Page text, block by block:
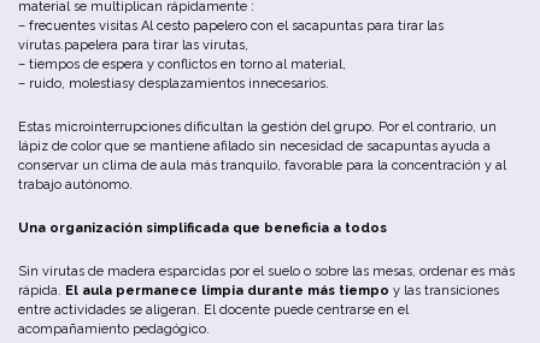
material se multiplican rápidamente :
– frecuentes visitas Al cesto papelero con el sacapuntas para tirar las
virutas.papelera para tirar las virutas,
– tiempos de espera y conflictos en torno al material,
– ruido, molestiasy desplazamientos innecesarios.
Estas microinterrupciones dificultan la gestión del grupo. Por el contrario, un
lápiz de color que se mantiene afilado sin necesidad de sacapuntas ayuda a
conservar un clima de aula más tranquilo, favorable para la concentración y al
trabajo autónomo.
Una organización simplificada que beneficia a todos
Sin virutas de madera esparcidas por el suelo o sobre las mesas, ordenar es más
rápida. El aula permanece limpia durante más tiempo y las transiciones
entre actividades se aligeran. El docente puede centrarse en el
acompañamiento pedagógico.